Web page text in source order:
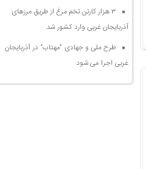
۳ هزار کارتن تخم مرغ از طریق مرزهای
آذربایجان غربی وارد کشور شد
طرح ملی و جهادی “مهتاب” در آذربایجان
غربی اجرا می شود